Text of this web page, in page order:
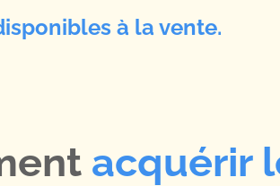
à la vente.
acquérir